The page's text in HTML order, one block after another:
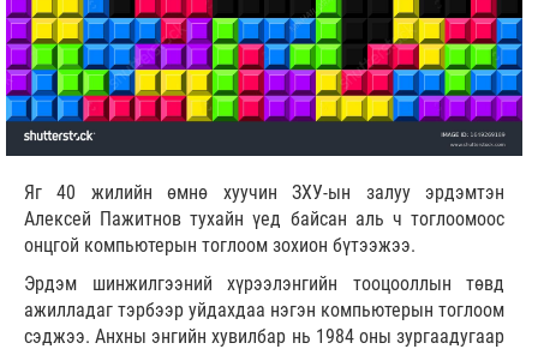
Яг 40 жилийн өмнө хуучин ЗХУ-ын залуу эрдэмтэн
Алексей Пажитнов тухайн үед байсан аль ч тоглоомоос
онцгой компьютерын тоглоом зохион бүтээжээ.
Эрдэм шинжилгээний хүрээлэнгийн тооцооллын төвд
ажилладаг тэрбээр уйдахдаа нэгэн компьютерын тоглоом
сэджээ. Анхны энгийн хувилбар нь 1984 оны зургаадугаар